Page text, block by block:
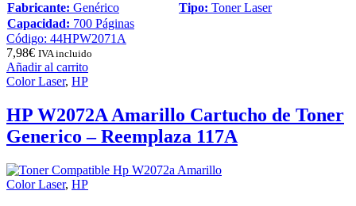
Fabricante: Genérico Tipo: Toner Laser
Capacidad: 700 Páginas
Código: 44HPW2071A
7,98€ IVA incluido
Añadir al carrito
Color Laser, HP
HP W2072A Amarillo Cartucho de Toner
Generico – Reemplaza 117A
Color Laser, HP